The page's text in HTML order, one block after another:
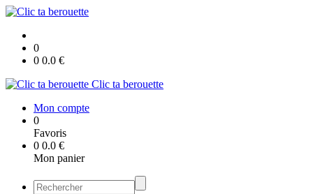
0
0 0.0 €
Clic ta berouette
Mon compte
0
Favoris
0 0.0 €
Mon panier